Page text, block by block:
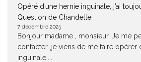
Opéré d’une hernie inguinale, j’ai
Question de Chandelle
7 décembre 2025
Bonjour madame , monsieur, Je me
contacter ,je viens de me faire opérer
inguinale....